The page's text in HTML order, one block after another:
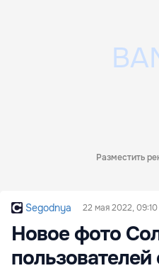
Разместить
Segodnya 22 мая 2022, 09:10
Новое фото
пользователей